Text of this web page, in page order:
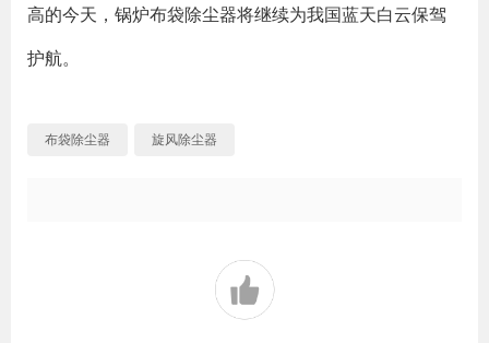
高的今天，锅炉布袋除尘器将继续为我国蓝天白云保驾
护航。
布袋除尘器 旋风除尘器